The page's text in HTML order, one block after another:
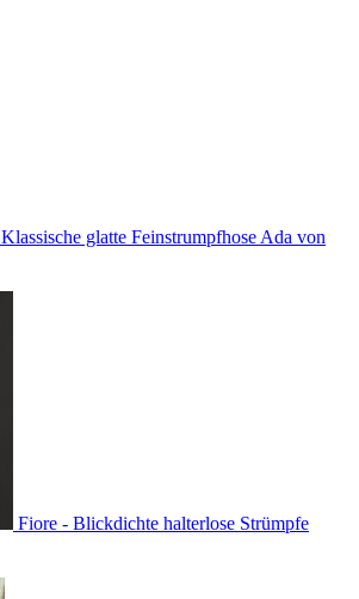
Klassische glatte Feinstrumpfhose Ada von
Fiore - Blickdichte halterlose Strümpfe